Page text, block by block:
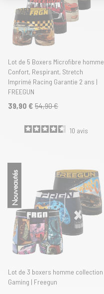
Lot de 5 Boxers Microfibre homme
Confort, Respirant, Stretch
Imprimé Racing Garantie 2 ans |
FREEGUN
39,90 € 54,90 €
10 avis
Nouveautés
Lot de 3 boxers homme collection
Gaming | Freegun